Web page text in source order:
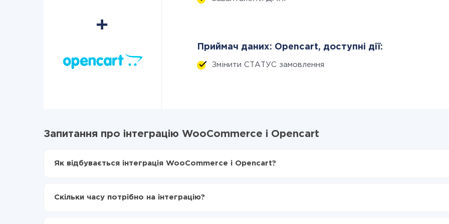
Приймач даних: Opencart, доступні дії:
Змінити СТАТУС замовлення
Запитання про інтеграцію WooCommerce і Opencart
Як відбувається інтеграція WooCommerce і Opencart?
Включаєте автооновлення
Скільки часу потрібно на інтеграцію?